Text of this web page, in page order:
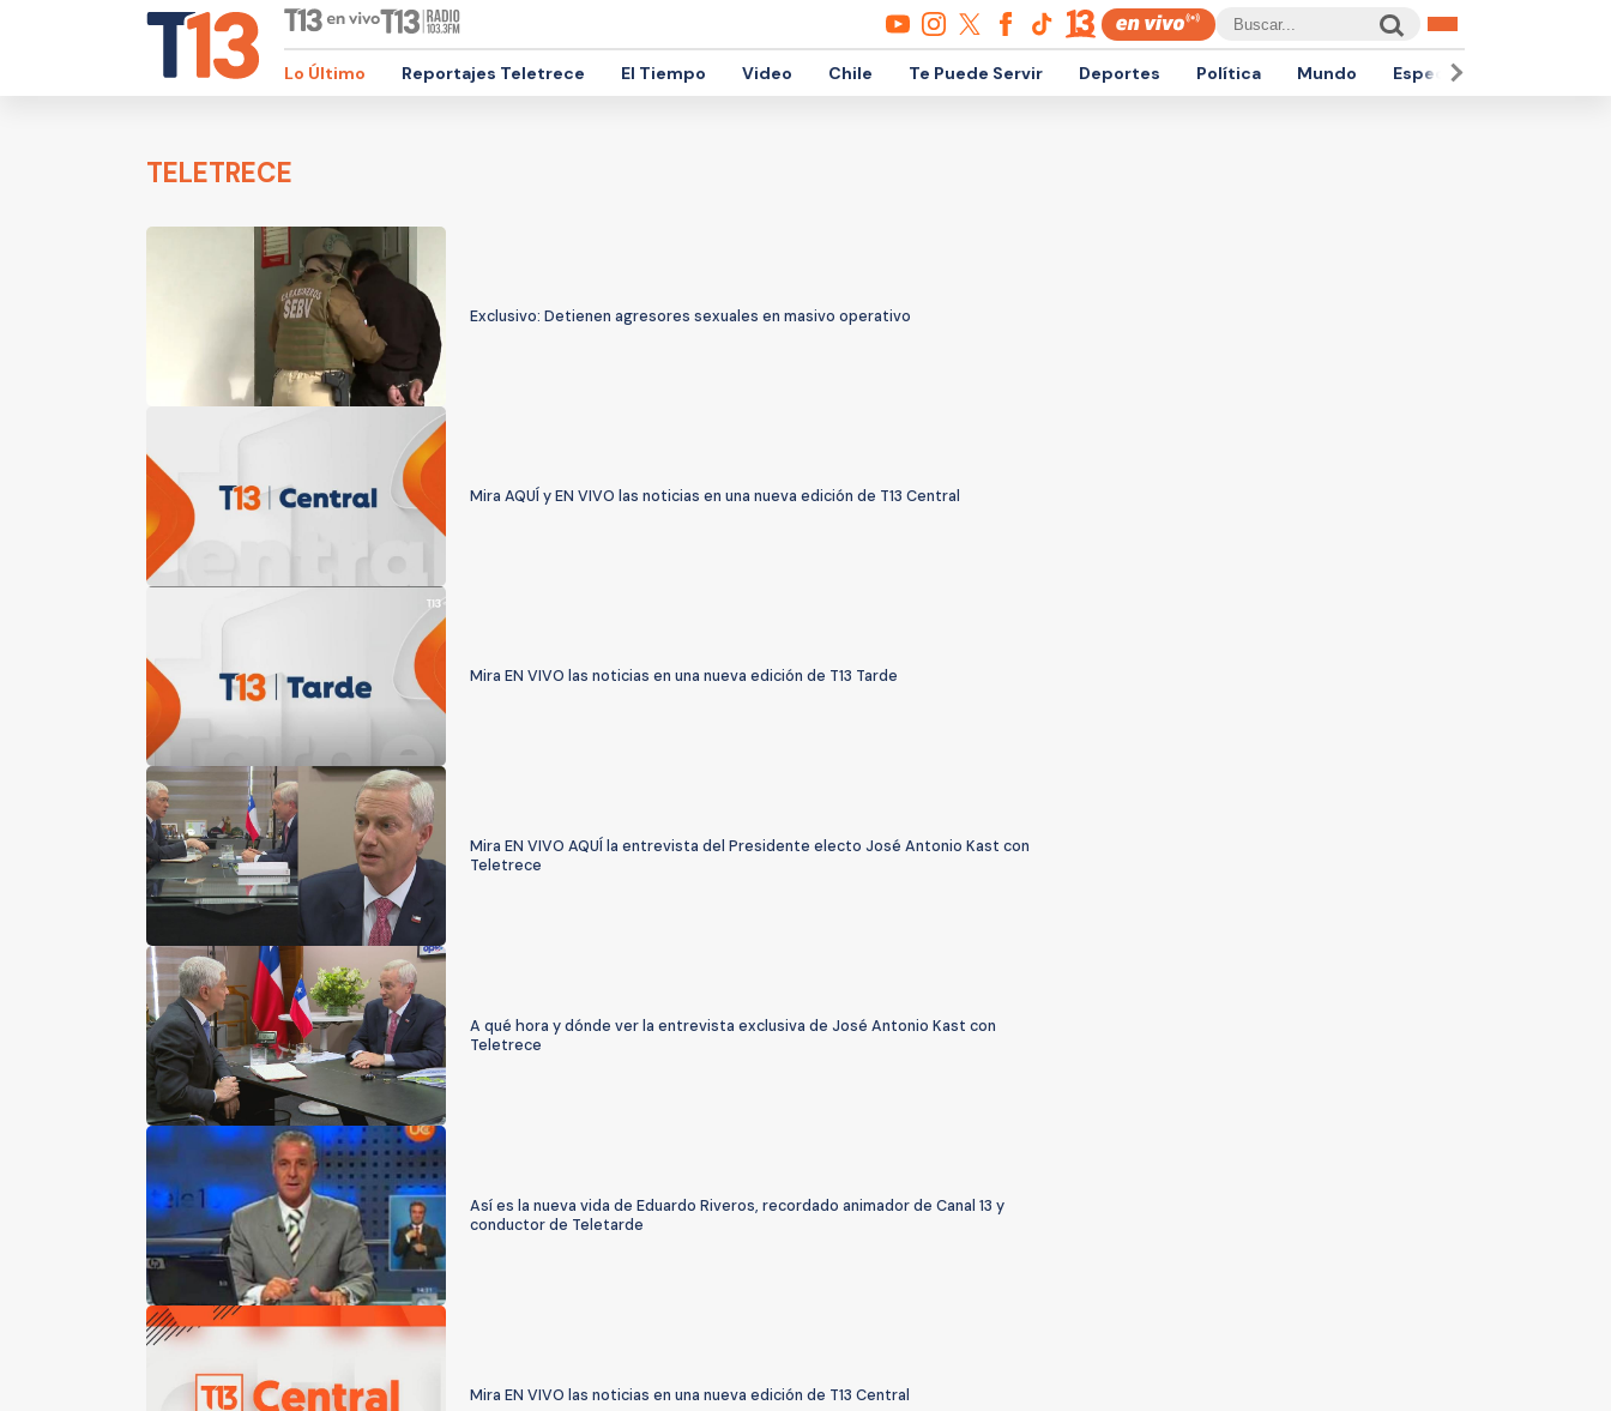
Lo Último Reportajes Teletrece El Tiempo Video Chile Te Puede Servir Deportes Política Mundo Espectáculos
TELETRECE
Exclusivo: Detienen agresores sexuales en masivo operativo
Mira AQUÍ y EN VIVO las noticias en una nueva edición de T13 Central
Mira EN VIVO las noticias en una nueva edición de T13 Tarde
Mira EN VIVO AQUÍ la entrevista del Presidente electo José Antonio Kast con
Teletrece
A qué hora y dónde ver la entrevista exclusiva de José Antonio Kast con
Teletrece
Así es la nueva vida de Eduardo Riveros, recordado animador de Canal 13 y
conductor de Teletarde
Mira EN VIVO las noticias en una nueva edición de T13 Central